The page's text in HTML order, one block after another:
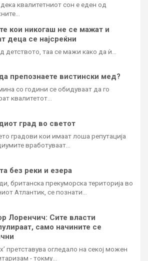
квалитетниот сон е еден од
кои никогаш не се мажат и
деца се најсреќни
детството, таа се мажи како да ѝ…
препознаете вистински мед?
со години се обидуваат да го
квалитетот…
град во светот
градови кои имаат лоша репутација
вработуваат…
без реки и езера
британска прекуморска територија во
Атлантик, се познати…
Лоренчич: Сите власти
само начините се
претставува огледало на секој можен
- токму…